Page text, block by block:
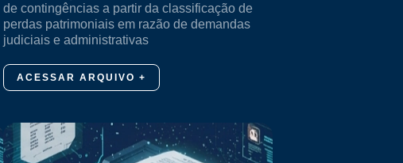
de contingências a partir da classificação de
perdas patrimoniais em razão de demandas
judiciais e administrativas
ACESSAR ARQUIVO +